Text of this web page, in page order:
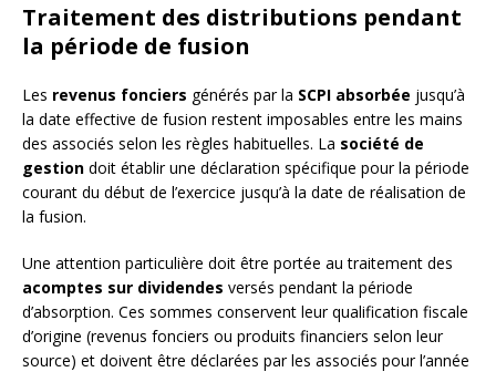
Traitement des distributions pendant
la période de fusion
Les revenus fonciers générés par la SCPI absorbée jusqu’à
la date effective de fusion restent imposables entre les mains
des associés selon les règles habituelles. La société de
gestion doit établir une déclaration spécifique pour la période
courant du début de l’exercice jusqu’à la date de réalisation de
la fusion.
Une attention particulière doit être portée au traitement des
acomptes sur dividendes versés pendant la période
d’absorption. Ces sommes conservent leur qualification fiscale
d’origine (revenus fonciers ou produits financiers selon leur
source) et doivent être déclarées par les associés pour l’année